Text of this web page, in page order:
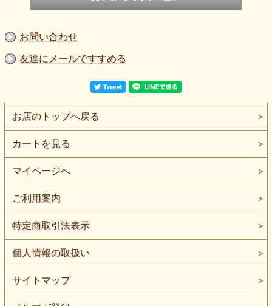
お問い合わせ
友達にメールですすめる
お店のトップへ戻る
カートを見る
マイページへ
ご利用案内
特定商取引法表示
個人情報の取扱い
サイトマップ